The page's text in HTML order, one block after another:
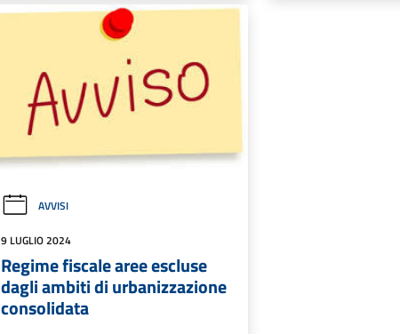
AVVISI
9 LUGLIO 2024
Regime fiscale aree escluse
dagli ambiti di urbanizzazione
consolidata